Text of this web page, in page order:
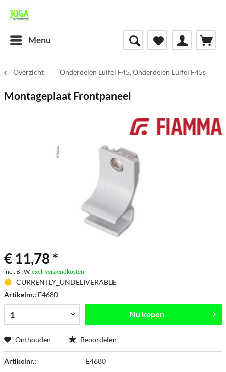
Menu
Overzicht Onderdelen Luifel F45, Onderdelen Luifel F45s
Montageplaat Frontpaneel
€ 11,78 *
incl. BTW. excl. verzendkosten
CURRENTLY_UNDELIVERABLE
Artikelnr.: E4680
Nu kopen
Onthouden Beoordelen
Artikelnr.: E4680